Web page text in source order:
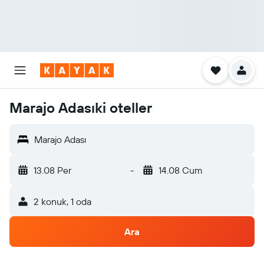
Marajo Adasıki oteller
Marajo Adası
13.08 Per - 14.08 Cum
2 konuk, 1 oda
Ara